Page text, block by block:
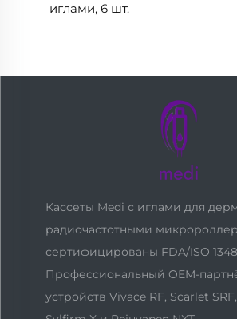
иглами, 6 шт.
Кассеты Medi с иглами для
радиочастотными
сертифицированы FDA/ISO
Профессиональный OEM-
устройств Vivace RF, Scarlet